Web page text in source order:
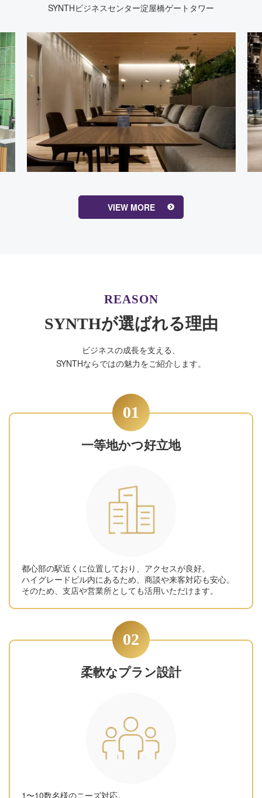
SYNTHビジネスセンター淀屋橋ゲートタワー
VIEW MORE
REASON
SYNTHが選ばれる理由
ビジネスの成長を支える、
SYNTHならではの魅力をご紹介します。
01
一等地かつ好立地
都心部の駅近くに位置しており、アクセスが良好。
ハイグレードビル内にあるため、商談や来客対応も安心。
そのため、支店や営業所としても活用いただけます。
02
柔軟なプラン設計
1〜10数名様のニーズ対応。